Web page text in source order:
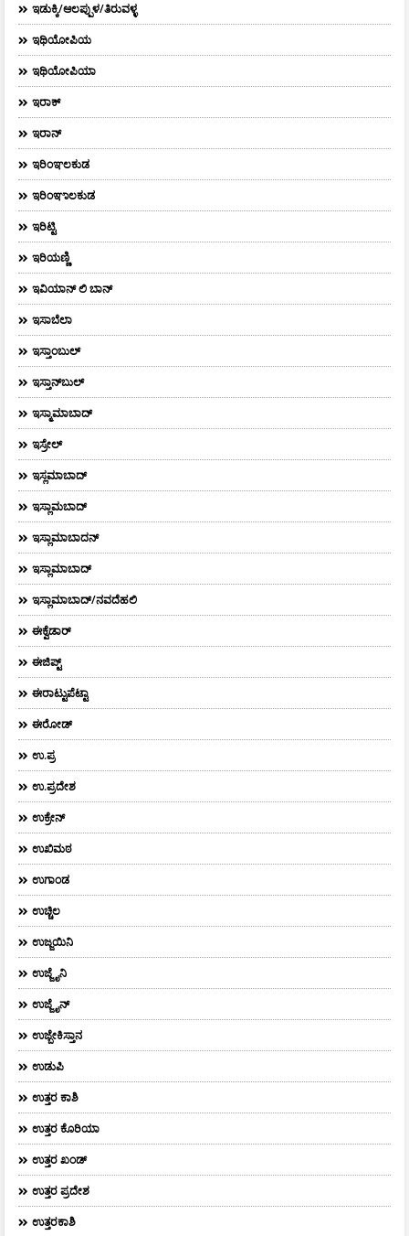
ಇಡುಕ್ಕಿ/ಆಲಪ್ಪುಳ/ತಿರುವಳ್ಳ
ಇಥಿಯೋಪಿಯ
ಇಥಿಯೋಪಿಯಾ
ಇರಾಕ್‌
ಇರಾನ್
ಇರಿಂಞಲಕುಡ
ಇರಿಂಞಾಲಕುಡ
ಇರಿಟ್ಟಿ
ಇರಿಯಣ್ಣಿ
ಇವಿಯಾನ್‌ ಲಿ ಬಾನ್‌
ಇಸಾಬೆಲಾ
ಇಸ್ತಾಂಬುಲ್
ಇಸ್ತಾನ್‌ಬುಲ್‌
ಇಸ್ಮಾಮಾಬಾದ್
ಇಸ್ರೇಲ್
ಇಸ್ಲಮಾಬಾದ್
ಇಸ್ಲಾಮಬಾದ್
ಇಸ್ಲಾಮಾಬಾದನ್
ಇಸ್ಲಾಮಾಬಾದ್
ಇಸ್ಲಾಮಾಬಾದ್/ನವದೆಹಲಿ
ಈಕ್ವೆಡಾರ್‌
ಈಜಿಪ್ಟ್
ಈರಾಟ್ಟುಪೆಟ್ಟಾ
ಈರೋಡ್
ಉ.ಪ್ರ
ಉ.ಪ್ರದೇಶ
ಉಕ್ರೇನ್
ಉಖಿಮಠ
ಉಗಾಂಡ
ಉಚ್ಚಿಲ
ಉಜ್ಜಯಿನಿ
ಉಜ್ಜೈನಿ
ಉಜ್ಜೈನ್
ಉಜ್ಬೇಕಿಸ್ತಾನ
ಉಡುಪಿ
ಉತ್ತರ ಕಾಶಿ
ಉತ್ತರ ಕೊರಿಯಾ
ಉತ್ತರ ಖಂಡ್
ಉತ್ತರ ಪ್ರದೇಶ
ಉತ್ತರಕಾಶಿ